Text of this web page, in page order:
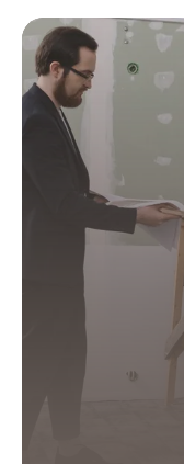
30 juin 2026